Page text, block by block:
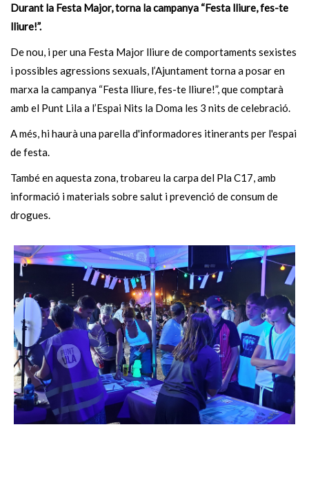
Durant la Festa Major, torna la campanya “Festa lliure, fes-te
lliure!”.
De nou, i per una Festa Major lliure de comportaments sexistes
i possibles agressions sexuals, l’Ajuntament torna a posar en
marxa la campanya “Festa lliure, fes-te lliure!”, que comptarà
amb el Punt Lila a l’Espai Nits la Doma les 3 nits de celebració.
A més, hi haurà una parella d'informadores itinerants per l'espai
de festa.
També en aquesta zona, trobareu la carpa del Pla C17, amb
informació i materials sobre salut i prevenció de consum de
drogues.